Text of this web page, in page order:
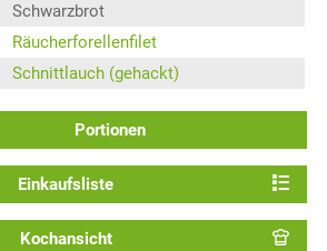
Schwarzbrot
Räucherforellenfilet
Schnittlauch (gehackt)
Portionen
Einkaufsliste
Kochansicht